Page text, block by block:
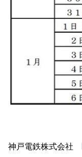
神戸電鉄株式会社